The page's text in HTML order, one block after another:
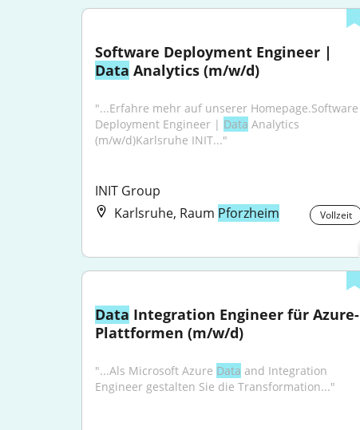
Data Analytics (m/w/d)
"...Erfahre mehr auf unserer Homepage.Software
Deployment Engineer | Data Analytics
(m/w/d)Karlsruhe INIT..."
INIT Group
Karlsruhe, Raum Pforzheim Vollzeit
Data Integration Engineer für Azure-
Plattformen (m/w/d)
"...Als Microsoft Azure Data and Integration
Engineer gestalten Sie die Transformation..."